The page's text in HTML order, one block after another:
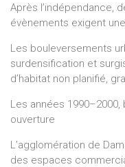
Après l’indépendance,
évènements exigent
Les bouleversements
surdensification et
d’habitat non planifié,
Les années
ouverture
L’agglomération de
des espaces